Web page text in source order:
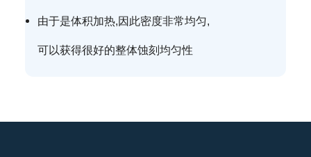
由于是体积加热,因此密度非常均匀,
可以获得很好的整体蚀刻均匀性